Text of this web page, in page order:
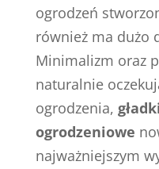
ogrodzeń
również ma dużo
Minimalizm oraz
naturalnie
ogrodzenia,
ogrodzeniowe
najważniejszym